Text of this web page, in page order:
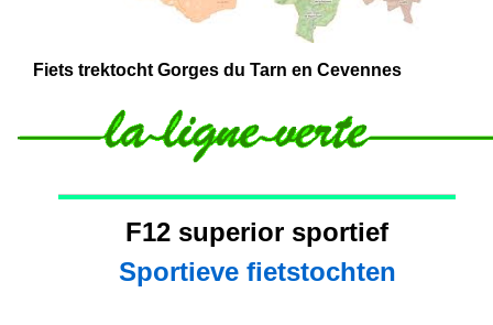
Fiets trektocht Gorges du Tarn en Cevennes
F12 superior
Sportieve fietstochten